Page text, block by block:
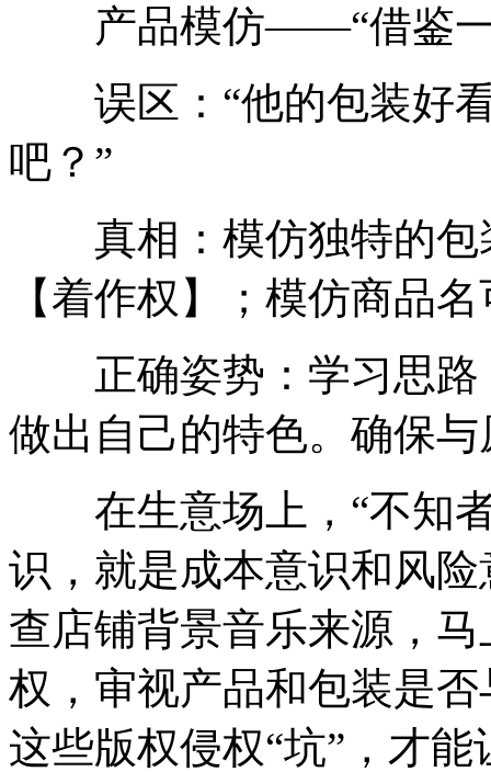
产品模仿——“借鉴一
误区：“他的包装好看
吧？”
真相：模仿独特的包
【着作权】；模仿商品
正确姿势：学习思路
做出自己的特色。确保
在生意场上，“不知者
识，就是成本意识和风
查店铺背景音乐来源，
权，审视产品和包装是
这些版权侵权“坑”，才